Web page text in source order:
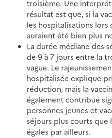
troisième. Une
résultat est que, si la
les hospitalisations lors
auraient été bien plus
La durée médiane des
de 9 à 7 jours entre la
vague. Le
hospitalisée explique
réduction, mais la
également contribué
personnes jeunes et
séjours plus courts que
égales par ailleurs.